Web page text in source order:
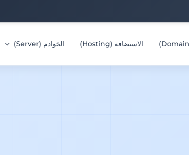
الاستضافة (Hosting) الخوادم (Server)